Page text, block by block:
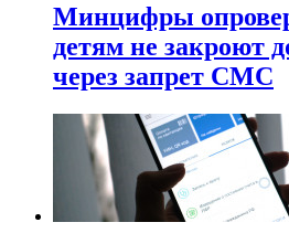
Минцифры
детям не закроют
через запрет СМС